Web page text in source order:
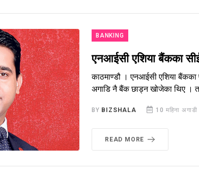
BANKING
एनआईसी एशिया बैंकका
काठमाण्डौ । एनआईसी एशिया
अगाडि नै बैंक छाड्न खोजेका थिए ।
BY BIZSHALA 10 महिना अगाडी
READ MORE